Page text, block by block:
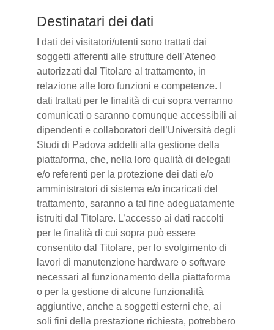
Destinatari dei dati
I dati dei visitatori/utenti sono trattati dai
soggetti afferenti alle strutture dell’Ateneo
autorizzati dal Titolare al trattamento, in
relazione alle loro funzioni e competenze. I
dati trattati per le finalità di cui sopra verranno
comunicati o saranno comunque accessibili ai
dipendenti e collaboratori dell’Università degli
Studi di Padova addetti alla gestione della
piattaforma, che, nella loro qualità di delegati
e/o referenti per la protezione dei dati e/o
amministratori di sistema e/o incaricati del
trattamento, saranno a tal fine adeguatamente
istruiti dal Titolare. L’accesso ai dati raccolti
per le finalità di cui sopra può essere
consentito dal Titolare, per lo svolgimento di
lavori di manutenzione hardware o software
necessari al funzionamento della piattaforma
o per la gestione di alcune funzionalità
aggiuntive, anche a soggetti esterni che, ai
soli fini della prestazione richiesta, potrebbero